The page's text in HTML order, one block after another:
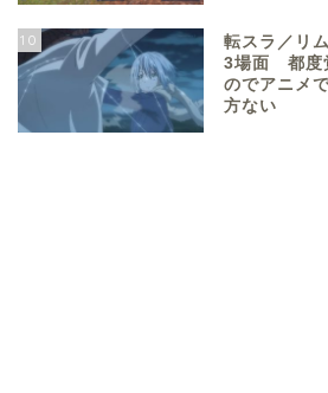
10
転スラ／リ
3場面 都度
のでアニメ
方ない